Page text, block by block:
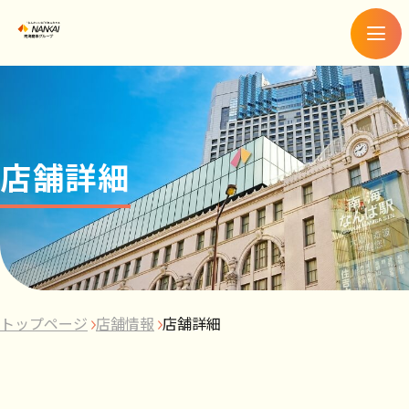
メ
ニ
ュ
ー
店舗詳細
トップページ 店舗情報 店舗詳細